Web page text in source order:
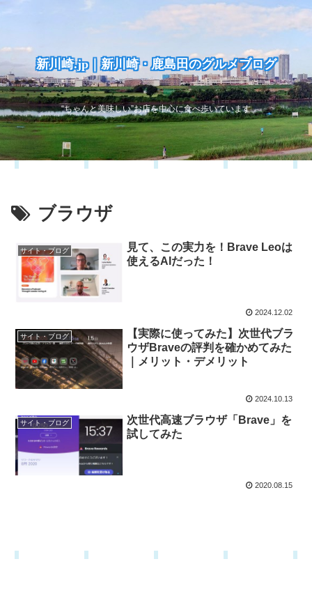
新川崎.jp｜新川崎・鹿島田のグルメブログ
“ちゃんと美味しい”お店を中心に食べ歩いています
ブラウザ
サイト・ブログ
見て、この実力を！Brave Leoは
使えるAIだった！
2024.12.02
サイト・ブログ
【実際に使ってみた】次世代ブラ
ウザBraveの評判を確かめてみた
｜メリット・デメリット
2024.10.13
サイト・ブログ
次世代高速ブラウザ「Brave」を
試してみた
2020.08.15